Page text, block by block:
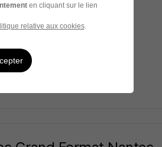
H/Fen cliquant sur le lien
relative aux cookies.